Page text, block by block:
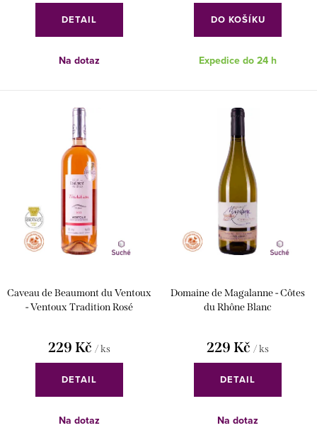
DETAIL
Na dotaz
DO KOŠÍKU
Expedice do 24 h
Caveau de Beaumont du Ventoux
- Ventoux Tradition Rosé
229 Kč / ks
DETAIL
Na dotaz
Domaine de Magalanne - Côtes
du Rhône Blanc
229 Kč / ks
DETAIL
Na dotaz